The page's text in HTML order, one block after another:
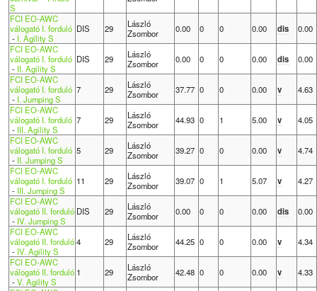
S
FCI EO-AWC
válogató I. forduló
- I. Agility S
DIS 29
László
Zsombor
0.00 0 0 0.00 dis
0.00
FCI EO-AWC
válogató I. forduló
- II. Agility S
DIS 29
László
Zsombor
0.00 0 0 0.00 dis
0.00
FCI EO-AWC
válogató I. forduló
- I. Jumping S
7 29
László
Zsombor
37.77 0 0 0.00 v
4.63
FCI EO-AWC
válogató I. forduló
- III. Agility S
7 29
László
Zsombor
44.93 0 1 5.00 v
4.05
FCI EO-AWC
válogató I. forduló
- II. Jumping S
5 29
László
Zsombor
39.27 0 0 0.00 v
4.74
FCI EO-AWC
válogató I. forduló
- III. Jumping S
11 29
László
Zsombor
39.07 0 1 5.07 v
4.27
FCI EO-AWC
válogató II. forduló
- IV. Jumping S
DIS 29
László
Zsombor
0.00 0 0 0.00 dis
0.00
FCI EO-AWC
válogató II. forduló
- IV. Agility S
4 29
László
Zsombor
44.25 0 0 0.00 v
4.34
FCI EO-AWC
válogató II. forduló
-V. Agility S
1 29
László
Zsombor
42.48 0 0 0.00 v
4.33